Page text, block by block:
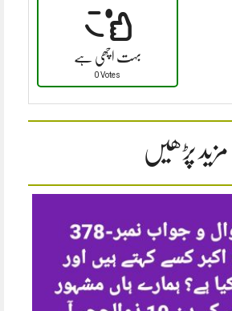
بہت اچھی ہے
0 Votes
مزید پڑھیں